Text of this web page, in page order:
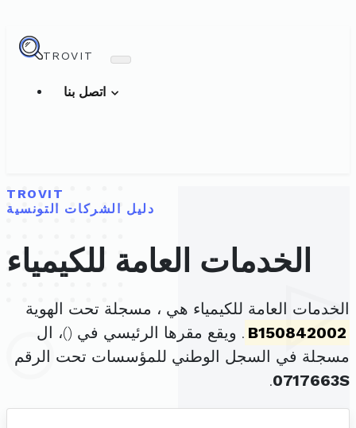
TROVIT
TROVIT
دليل الشركات التونسية
الخدمات العامة للكيمياء
الخدمات العامة للكيمياء هي ، مسجلة تحت الهوية
B150842002 . ويقع مقرها الرئيسي في ()، ال
مسجلة في السجل الوطني للمؤسسات تحت الرقم
0717663S
.